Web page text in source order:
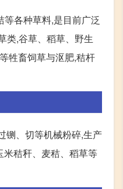
各种草料,是目前广泛
类,谷草、稻草、野生
牲畜饲草与沤肥,秸杆
铡、切等机械粉碎,生产
秸秆、麦秸、稻草等